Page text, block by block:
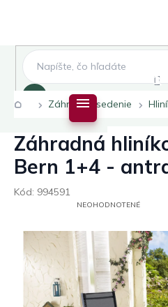
DomovZáhradné sedenie
Záhradná
Bern 1+4 -
Kód: 994591
PRIEMERNÉ
JE
0,0
Z
5
HVIEZDIČIEK.
NEOHODNOTENÉ